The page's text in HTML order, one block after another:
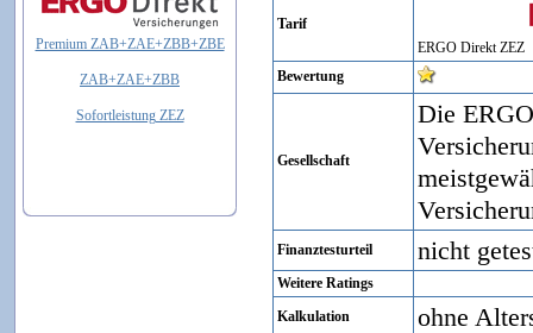
Premium ZAB+ZAE+ZBB+ZBE
ZAB+ZAE+ZBB
Sofortleistung ZEZ
Tarif
ERGO Direkt ZEZ
Bewertung
Gesellschaft
Die
Finanztesturteil nicht
Weitere Ratings
Kalkulation
ohne